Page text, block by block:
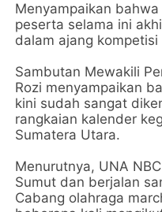
Menyampaikan
peserta selama ini
dalam ajang
Sambutan Mewakili
Rozi menyampaikan
kini sudah sangat
rangkaian kalender
Sumatera Utara.
Menurutnya, UNA
Sumut dan berjalan
Cabang olahraga